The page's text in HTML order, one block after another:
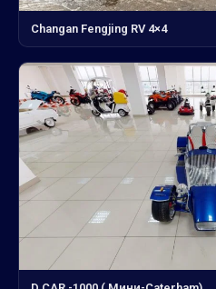
Changan Fengjing RV 4×4